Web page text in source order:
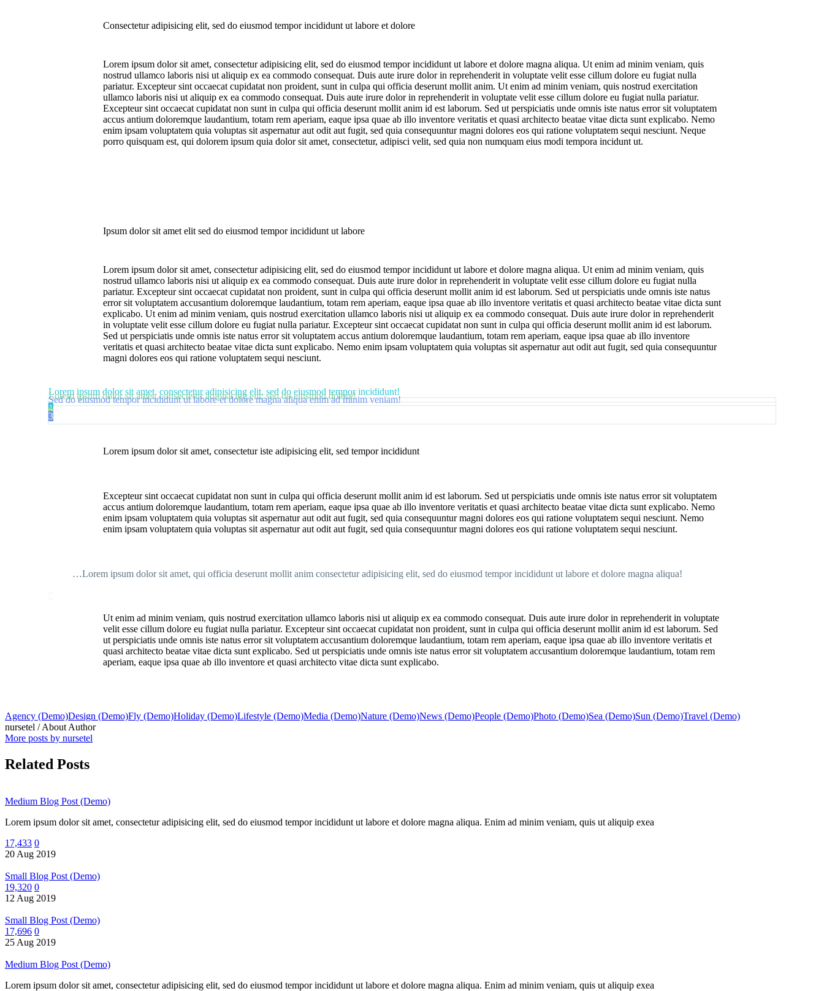
Consectetur adipisicing elit, sed do eiusmod tempor incididunt ut labore et dolore
Lorem ipsum dolor sit amet, consectetur adipisicing elit, sed do eiusmod tempor incididunt ut labore et dolore magna aliqua. Ut enim ad minim veniam, quis
nostrud ullamco laboris nisi ut aliquip ex ea commodo consequat. Duis aute irure dolor in reprehenderit in voluptate velit esse cillum dolore eu fugiat nulla
pariatur. Excepteur sint occaecat cupidatat non proident, sunt in culpa qui officia deserunt mollit anim. Ut enim ad minim veniam, quis nostrud exercitation
ullamco laboris nisi ut aliquip ex ea commodo consequat. Duis aute irure dolor in reprehenderit in voluptate velit esse cillum dolore eu fugiat nulla pariatur.
Excepteur sint occaecat cupidatat non sunt in culpa qui officia deserunt mollit anim id est laborum. Sed ut perspiciatis unde omnis iste natus error sit voluptatem
accus antium doloremque laudantium, totam rem aperiam, eaque ipsa quae ab illo inventore veritatis et quasi architecto beatae vitae dicta sunt explicabo. Nemo
enim ipsam voluptatem quia voluptas sit aspernatur aut odit aut fugit, sed quia consequuntur magni dolores eos qui ratione voluptatem sequi nesciunt. Neque
porro quisquam est, qui dolorem ipsum quia dolor sit amet, consectetur, adipisci velit, sed quia non numquam eius modi tempora incidunt ut.
Ipsum dolor sit amet elit sed do eiusmod tempor incididunt ut labore
Lorem ipsum dolor sit amet, consectetur adipisicing elit, sed do eiusmod tempor incididunt ut labore et dolore magna aliqua. Ut enim ad minim veniam, quis
nostrud ullamco laboris nisi ut aliquip ex ea commodo consequat. Duis aute irure dolor in reprehenderit in voluptate velit esse cillum dolore eu fugiat nulla
pariatur. Excepteur sint occaecat cupidatat non proident, sunt in culpa qui officia deserunt mollit anim id est laborum. Sed ut perspiciatis unde omnis iste natus
error sit voluptatem accusantium doloremque laudantium, totam rem aperiam, eaque ipsa quae ab illo inventore veritatis et quasi architecto beatae vitae dicta sunt
explicabo. Ut enim ad minim veniam, quis nostrud exercitation ullamco laboris nisi ut aliquip ex ea commodo consequat. Duis aute irure dolor in reprehenderit
in voluptate velit esse cillum dolore eu fugiat nulla pariatur. Excepteur sint occaecat cupidatat non sunt in culpa qui officia deserunt mollit anim id est laborum.
Sed ut perspiciatis unde omnis iste natus error sit voluptatem accus antium doloremque laudantium, totam rem aperiam, eaque ipsa quae ab illo inventore
veritatis et quasi architecto beatae vitae dicta sunt explicabo. Nemo enim ipsam voluptatem quia voluptas sit aspernatur aut odit aut fugit, sed quia consequuntur
magni dolores eos qui ratione voluptatem sequi nesciunt.
1
Lorem ipsum dolor sit amet, consectetur adipisicing elit, sed do eiusmod tempor incididunt!
2
Lorem ipsum dolor sit amet, consectetur adipisicing elit, sed do eiusmod dolore!
3
Sed do eiusmod tempor incididunt ut labore et dolore magna aliqua enim ad minim veniam!
Lorem ipsum dolor sit amet, consectetur iste adipisicing elit, sed tempor incididunt
Excepteur sint occaecat cupidatat non sunt in culpa qui officia deserunt mollit anim id est laborum. Sed ut perspiciatis unde omnis iste natus error sit voluptatem
accus antium doloremque laudantium, totam rem aperiam, eaque ipsa quae ab illo inventore veritatis et quasi architecto beatae vitae dicta sunt explicabo. Nemo
enim ipsam voluptatem quia voluptas sit aspernatur aut odit aut fugit, sed quia consequuntur magni dolores eos qui ratione voluptatem sequi nesciunt. Nemo
enim ipsam voluptatem quia voluptas sit aspernatur aut odit aut fugit, sed quia consequuntur magni dolores eos qui ratione voluptatem sequi nesciunt.
…Lorem ipsum dolor sit amet, qui officia deserunt mollit anim consectetur adipisicing elit, sed do eiusmod tempor incididunt ut labore et dolore magna aliqua!
Ut enim ad minim veniam, quis nostrud exercitation ullamco laboris nisi ut aliquip ex ea commodo consequat. Duis aute irure dolor in reprehenderit in voluptate
velit esse cillum dolore eu fugiat nulla pariatur. Excepteur sint occaecat cupidatat non proident, sunt in culpa qui officia deserunt mollit anim id est laborum. Sed
ut perspiciatis unde omnis iste natus error sit voluptatem accusantium doloremque laudantium, totam rem aperiam, eaque ipsa quae ab illo inventore veritatis et
quasi architecto beatae vitae dicta sunt explicabo. Sed ut perspiciatis unde omnis iste natus error sit voluptatem accusantium doloremque laudantium, totam rem
aperiam, eaque ipsa quae ab illo inventore et quasi architecto vitae dicta sunt explicabo.
Agency (Demo)Design (Demo)Fly (Demo)Holiday (Demo)Lifestyle (Demo)Media (Demo)Nature (Demo)News (Demo)People (Demo)Photo (Demo)Sea (Demo)Sun (Demo)Travel (Demo)
nursetel / About Author
More posts by nursetel
Related Posts
Medium Blog Post (Demo)
Lorem ipsum dolor sit amet, consectetur adipisicing elit, sed do eiusmod tempor incididunt ut labore et dolore magna aliqua. Enim ad minim veniam, quis ut aliquip exea
17,433 0
20 Aug 2019
Small Blog Post (Demo)
19,320 0
12 Aug 2019
Small Blog Post (Demo)
17,696 0
25 Aug 2019
Medium Blog Post (Demo)
Lorem ipsum dolor sit amet, consectetur adipisicing elit, sed do eiusmod tempor incididunt ut labore et dolore magna aliqua. Enim ad minim veniam, quis ut aliquip exea